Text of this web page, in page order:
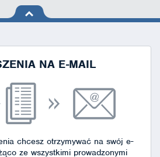
na górę
NA E-MAIL
chcesz otrzymywać na swój e-
ze wszystkimi prowadzonymi